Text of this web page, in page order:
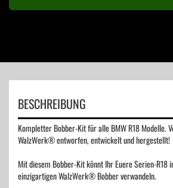
BESCHREIBUNG
Kompletter Bobber-Kit für alle BMW R18 Modelle.
WalzWerk® entworfen, entwickelt und hergestellt!
Mit diesem Bobber-Kit könnt Ihr Euere Serien-R18
einzigartigen WalzWerk® Bobber verwandeln.